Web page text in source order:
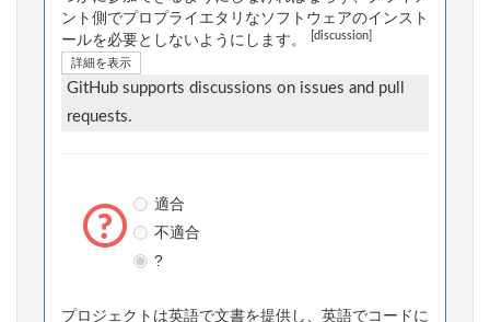
ント側でプロプライエタリなソフトウェアのインスト
ールを必要としないようにします。
[discussion]
詳細を表示
GitHub supports discussions on issues and pull
requests.
適合
不適合
?
プロジェクトは英語で文書を提供し、英語でコードに